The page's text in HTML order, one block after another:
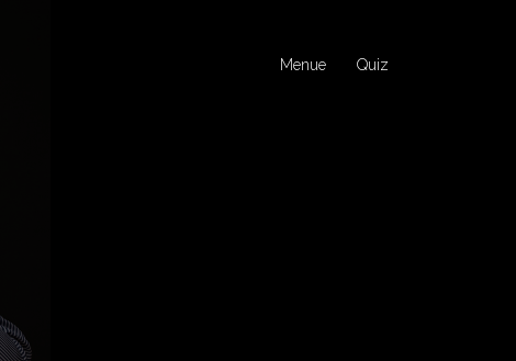
Menue Quiz